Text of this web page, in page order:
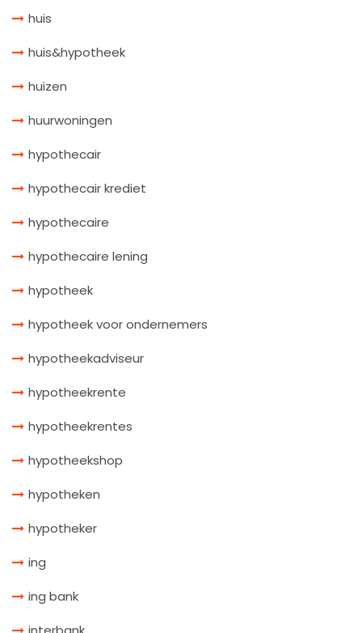
huis
huis&hypotheek
huizen
huurwoningen
hypothecair
hypothecair krediet
hypothecaire
hypothecaire lening
hypotheek
hypotheek voor ondernemers
hypotheekadviseur
hypotheekrente
hypotheekrentes
hypotheekshop
hypotheken
hypotheker
ing
ing bank